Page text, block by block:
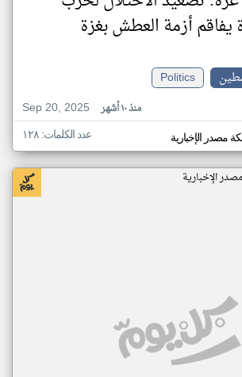
يفاقم أزمة العطش بغزة
Politics
Sep 20, 2025
منذ ١٠ أشهر
مصدر الإخبارية عدد الكلمات: ١٢٨
الإخبارية